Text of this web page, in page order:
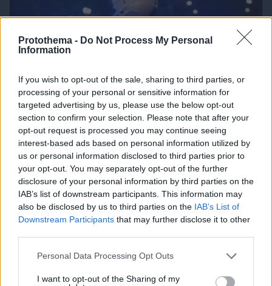
Protothema - Do Not Process My Personal
Information
If you wish to opt-out of the sale, sharing to third parties, or
processing of your personal or sensitive information for
targeted advertising by us, please use the below opt-out
section to confirm your selection. Please note that after your
opt-out request is processed you may continue seeing
interest-based ads based on personal information utilized by
us or personal information disclosed to third parties prior to
your opt-out. You may separately opt-out of the further
disclosure of your personal information by third parties on the
IAB’s list of downstream participants. This information may
also be disclosed by us to third parties on the IAB’s List of
Downstream Participants that may further disclose it to other
Please note that this website/app uses one or more Google
not limited to your visit or usage behaviour. You may click to
Personal Data Processing Opt Outs
I want to opt-out of the Sharing of my
Το νέο... καλοκαιρινό κόλπο που κάνουν οι
08.08.2026, 18:57